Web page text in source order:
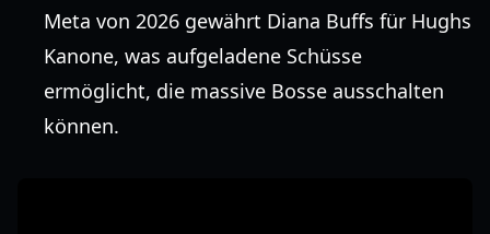
Meta von 2026 gewährt Diana Buffs für Hughs
Kanone, was aufgeladene Schüsse
ermöglicht, die massive Bosse ausschalten
können.